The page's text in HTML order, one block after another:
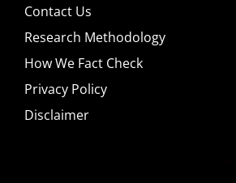
Contact Us
Research Methodology
How We Fact Check
Privacy Policy
Disclaimer